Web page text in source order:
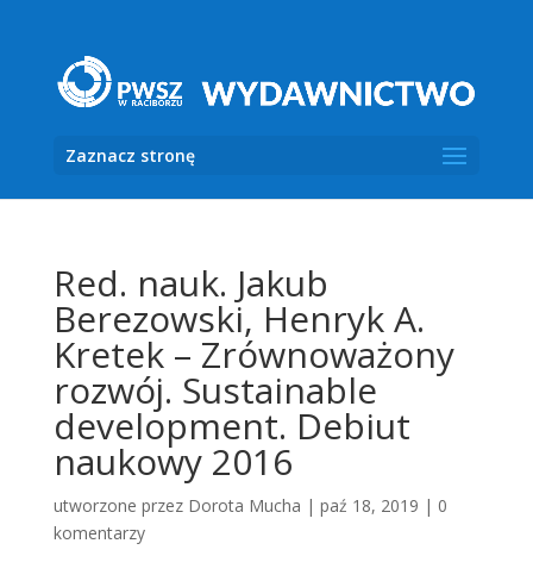
Zaznacz stronę
Red. nauk. Jakub
Berezowski, Henryk A.
Kretek – Zrównoważony
rozwój. Sustainable
development. Debiut
naukowy 2016
utworzone przez Dorota Mucha | paź 18, 2019 | 0
komentarzy